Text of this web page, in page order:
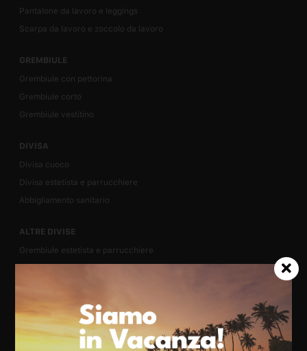
Pantalone da lavoro e leggings
Scarpa da lavoro e zoccolo da lavoro
GREMBIULE
Grembiule con pettorina
Grembiule corto
Grembiule vestitino
DIVISA
Divisa cuoco
Divisa estetista e parrucchiere
Abbigliamento sanitario
ALTRE DIVISE
Grembiule estetista e parrucchiere
Divisa pasticcere
Camici dentista